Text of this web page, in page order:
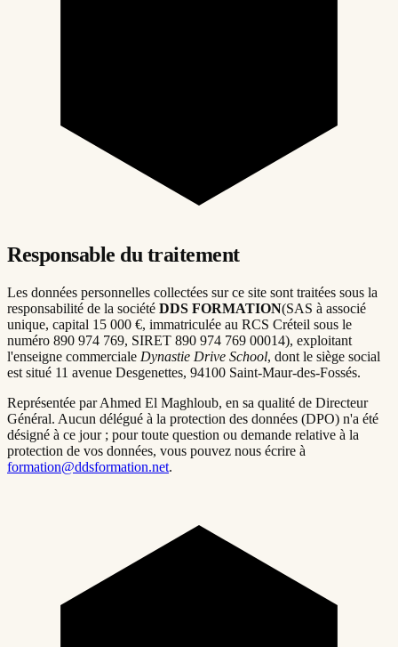
Responsable du traitement
Les données personnelles collectées sur ce site sont traitées sous la
responsabilité de la société DDS FORMATION(SAS à associé
unique, capital 15 000 €, immatriculée au RCS Créteil sous le
numéro 890 974 769, SIRET 890 974 769 00014), exploitant
l'enseigne commerciale Dynastie Drive School, dont le siège social
est situé 11 avenue Desgenettes, 94100 Saint-Maur-des-Fossés.
Représentée parAhmed El Maghloub, en sa qualité de Directeur
Général. Aucun délégué à la protection des données (DPO) n'a été
désigné à ce jour ; pour toute question ou demande relative à la
protection de vos données, vous pouvez nous écrire à
formation@ddsformation.net.